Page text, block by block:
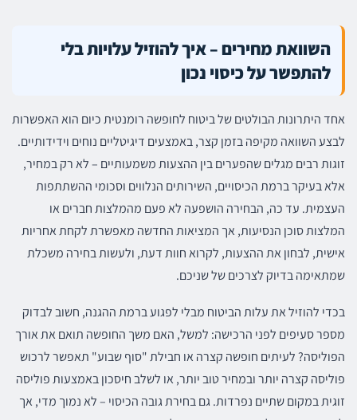
השוואת מחירים – איך להוזיל עלויות בלי
להתפשר על כיסוי נכון
אחד היתרונות הבולטים של ביטוח לחופשה רומנטית כיום הוא האפשרות
לבצע השוואה מקיפה בזמן קצר, באמצעים דיגיטליים נוחים וידידותיים.
זוגות רבים מגלים שהפערים בין ההצעות משמעותיים – לא רק במחיר,
אלא בעיקר ברמת הכיסויים, השירותים הנלווים וסכומי ההשתתפות
העצמית. עד כה, הבחירה הושפעה לא פעם מהמלצות חברים או
המלצות סוכן הנסיעות, אך המציאות החדשה מאפשרת לקחת אחריות
אישית, לבחון את ההצעות, לקרוא חוות דעת, ולעשות בחירה משכלת
שמתאימה בדיוק לצרכים של שניכם.
בכדי להוזיל את עלות הביטוח מבלי לפגוע ברמת ההגנה, חשוב לבדוק
מספר סעיפים לפני הרכישה: למשל, האם משך החופשה תואם את אורך
הפוליסה? לעיתים חופשה קצרה או חבילת "סוף שבוע" תאפשר לרכוש
פוליסה קצרה יותר ובמחיר טוב יותר, או לשלב חיסכון באמצעות פוליסה
זוגית במקום שתיים נפרדות. גם בחירת גובה הכיסוי – לא נמוך מדי, אך